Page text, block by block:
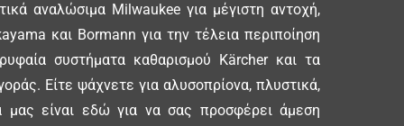
αναλώσιμα Milwaukee για μέγιστη αντοχή,
και Bormann για την τέλεια περιποίηση
συστήματα καθαρισμού Kärcher και τα
Είτε ψάχνετε για αλυσοπρίονα, πλυστικά,
μας είναι εδώ για να σας προσφέρει άμεση